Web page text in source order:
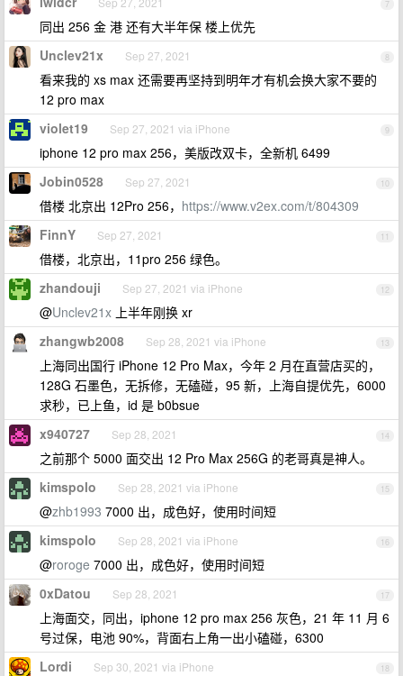
7
同出 256 金 港 还有大半年保 楼上优先
8
Unclev21x Sep 27, 2021
看来我的 xs max 还需要再坚持到明年才有机会换大家不要的
12 pro max
9
violet19 Sep 27, 2021 via iPhone
iphone 12 pro max 256，美版改双卡，全新机 6499
10
Jobin0528 Sep 27, 2021
借楼 北京出 12Pro 256， https://www.v2ex.com/t/804309
11
FinnY Sep 27, 2021
借楼，北京出，11pro 256 绿色。
12
zhandouji Sep 27, 2021 via iPhone
@Unclev21x 上半年刚换 xr
13
zhangwb2008 Sep 28, 2021 via iPhone
上海同出国行 iPhone 12 Pro Max，今年 2 月在直营店买的，
128G 石墨色，无拆修，无磕碰，95 新，上海自提优先，6000
求秒，已上鱼，id 是 b0bsue
14
x940727 Sep 28, 2021
之前那个 5000 面交出 12 Pro Max 256G 的老哥真是神人。
15
kimspolo Sep 28, 2021 via iPhone
@zhb1993 7000 出，成色好，使用时间短
16
kimspolo Sep 28, 2021 via iPhone
@roroge 7000 出，成色好，使用时间短
17
0xDatou Sep 28, 2021
上海面交，同出，iphone 12 pro max 256 灰色，21 年 11 月 6
号过保，电池 90%，背面右上角一出小磕碰，6300
18
Lordi Sep 30, 2021 via iPhone